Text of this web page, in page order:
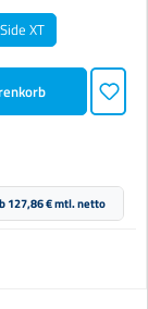
XT
um die Anzahl zu
127,86 € mtl. netto